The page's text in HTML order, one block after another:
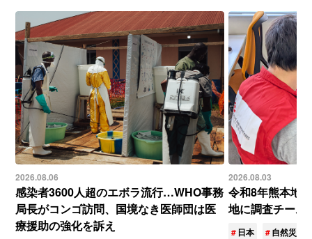
2026.08.06
感染者3600人超のエボラ流行…WHO事務
局長がコンゴ訪問、国境なき医師団は医
療援助の強化を訴え
2026.08.03
令和8年熊本地
地に調査チーム
日本 自然災害